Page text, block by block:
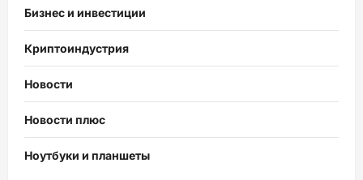
Бизнес и инвестиции
Криптоиндустрия
Новости
Новости плюс
Ноутбуки и планшеты